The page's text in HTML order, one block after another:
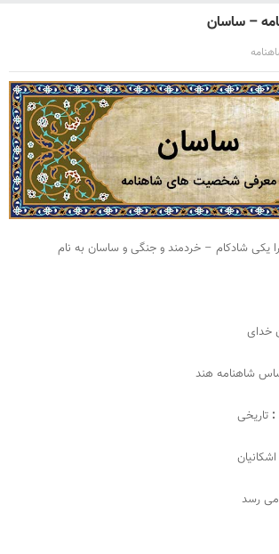
– ساسان
یکی شادکام – خردمند و جنگی و ساسان به نام
خدای
شاهنامه هند
: تاریخی
اشکانیان
می رسد